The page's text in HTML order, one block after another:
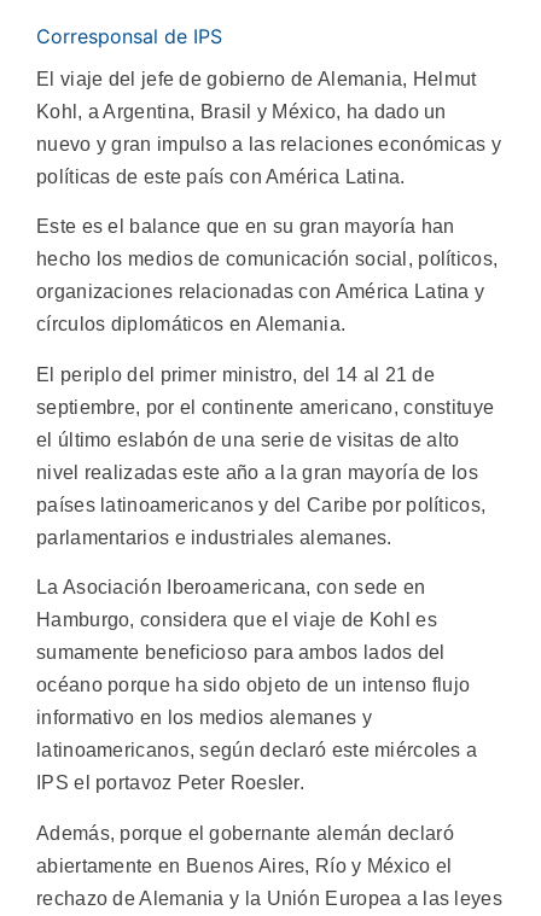
Corresponsal de IPS
El viaje del jefe de gobierno de Alemania, Helmut
Kohl, a Argentina, Brasil y México, ha dado un
nuevo y gran impulso a las relaciones económicas y
políticas de este país con América Latina.
Este es el balance que en su gran mayoría han
hecho los medios de comunicación social, políticos,
organizaciones relacionadas con América Latina y
círculos diplomáticos en Alemania.
El periplo del primer ministro, del 14 al 21 de
septiembre, por el continente americano, constituye
el último eslabón de una serie de visitas de alto
nivel realizadas este año a la gran mayoría de los
países latinoamericanos y del Caribe por políticos,
parlamentarios e industriales alemanes.
La Asociación Iberoamericana, con sede en
Hamburgo, considera que el viaje de Kohl es
sumamente beneficioso para ambos lados del
océano porque ha sido objeto de un intenso flujo
informativo en los medios alemanes y
latinoamericanos, según declaró este miércoles a
IPS el portavoz Peter Roesler.
Además, porque el gobernante alemán declaró
abiertamente en Buenos Aires, Río y México el
rechazo de Alemania y la Unión Europea a las leyes